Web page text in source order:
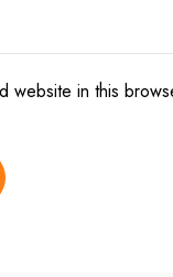
website in this